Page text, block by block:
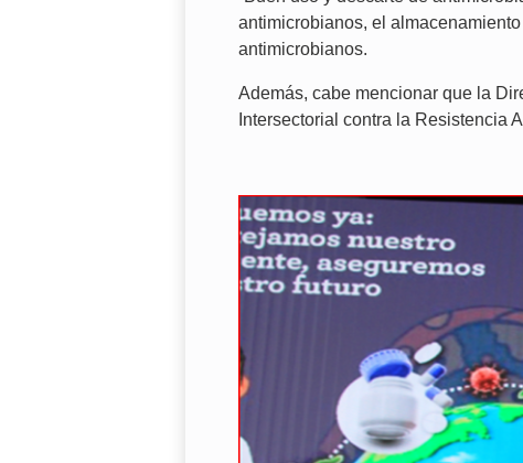
antimicrobianos, el
antimicrobianos.
Además, cabe mencionar que la
Intersectorial contra la Resistencia